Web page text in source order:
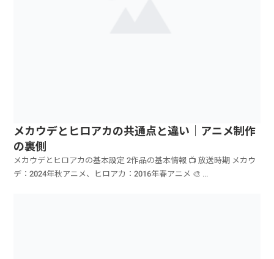
メカウデとヒロアカの共通点と違い｜アニメ制作
の裏側
メカウデとヒロアカの基本設定 2作品の基本情報 📺 放送時期 メカウ
デ：2024年秋アニメ、ヒロアカ：2016年春アニメ 🎨 ...